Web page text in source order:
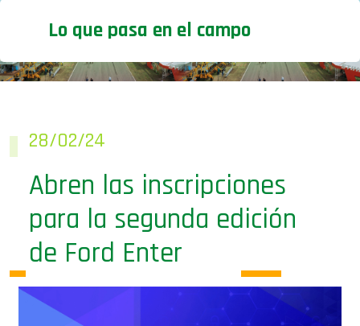
Lo que pasa en el campo
28/02/24
Abren las inscripciones
para la segunda edición
de Ford Enter